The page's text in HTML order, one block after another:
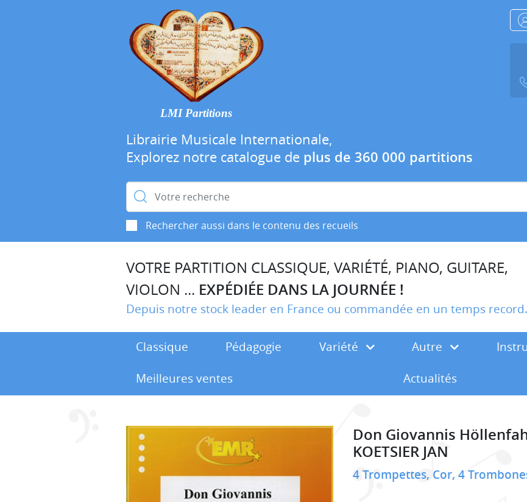
LMI Partitions
Librairie Musicale Internationale,
Explorez notre catalogue de plus de 360 000 partitions
Rechercher :
Rechercher aussi dans le contenu des recueils
VOTRE PARTITION CLASSIQUE, VARIÉTÉ, PIANO, GUITARE,
VIOLON ... EXPÉDIÉE DANS LA JOURNÉE !
Depuis notre stock leader en France ou commandée en un temps record.
Classique Pédagogie Variété Autre
Meilleures ventes
Actualités
Don Giovannis
KOETSIER JAN
4 Trompettes, Cor, 4